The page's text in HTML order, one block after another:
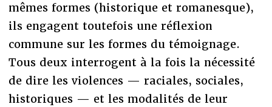
mêmes formes (historique et romanesque),
ils engagent toutefois une réflexion
commune sur les formes du témoignage.
Tous deux interrogent à la fois la nécessité
de dire les violences — raciales, sociales,
historiques — et les modalités de leur